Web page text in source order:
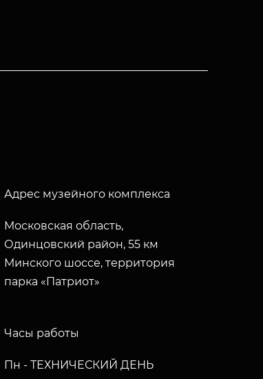
Адрес музейного комплекса
Московская область,
Одинцовский район, 55 км
Минского шоссе, территория
парка «Патриот»
Часы работы
Пн - ТЕХНИЧЕСКИЙ ДЕНЬ